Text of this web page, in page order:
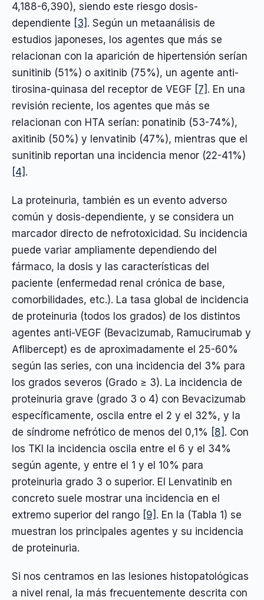
4,188-6,390), siendo este riesgo dosis-
dependiente [3] . Según un metaanálisis de
estudios japoneses, los agentes que más se
relacionan con la aparición de hipertensión serían
sunitinib (51%) o axitinib (75%), un agente anti-
tirosina-quinasa del receptor de VEGF [7] . En una
revisión reciente, los agentes que más se
relacionan con HTA serían: ponatinib (53-74%),
axitinib (50%) y lenvatinib (47%), mientras que el
sunitinib reportan una incidencia menor (22-41%)
[4] .
La proteinuria, también es un evento adverso
común y dosis-dependiente, y se considera un
marcador directo de nefrotoxicidad. Su incidencia
puede variar ampliamente dependiendo del
fármaco, la dosis y las características del
paciente (enfermedad renal crónica de base,
comorbilidades, etc.). La tasa global de incidencia
de proteinuria (todos los grados) de los distintos
agentes anti-VEGF (Bevacizumab, Ramucirumab y
Aflibercept) es de aproximadamente el 25-60%
según las series, con una incidencia del 3% para
los grados severos (Grado ≥ 3). La incidencia de
proteinuria grave (grado 3 o 4) con Bevacizumab
específicamente, oscila entre el 2 y el 32%, y la
de síndrome nefrótico de menos del 0,1% [8] . Con
los TKI la incidencia oscila entre el 6 y el 34%
según agente, y entre el 1 y el 10% para
proteinuria grado 3 o superior. El Lenvatinib en
concreto suele mostrar una incidencia en el
extremo superior del rango [9] . En la (Tabla 1) se
muestran los principales agentes y su incidencia
de proteinuria.
Si nos centramos en las lesiones histopatológicas
a nivel renal, la más frecuentemente descrita con